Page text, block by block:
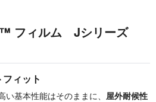
フィルム Jシリーズ
ィット
基本性能はそのままに、 屋外耐候性